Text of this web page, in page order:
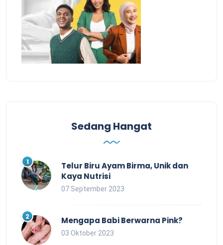
Sedang Hangat
Telur Biru Ayam Birma, Unik dan
Kaya Nutrisi
07 September 2023
Mengapa Babi Berwarna Pink?
03 Oktober 2023